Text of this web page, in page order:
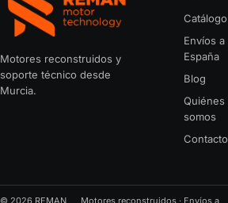
REMAN Motor Parts
Motores reconstruidos y
soporte técnico desde
Murcia.
Catálogo
Envíos a
España
Blog
Quiénes
somos
Contacto